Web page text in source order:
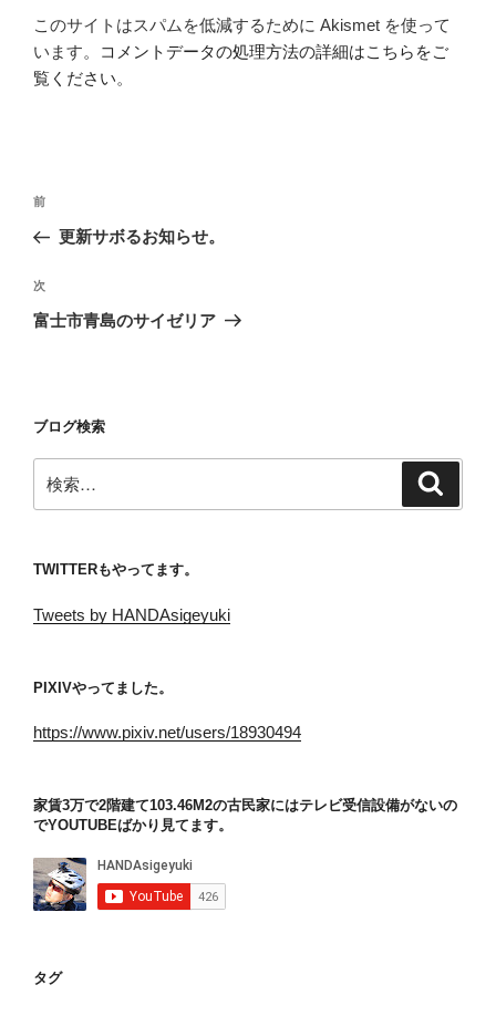
このサイトはスパムを低減するために Akismet を使って
います。
コメントデータの処理方法の詳細はこちらをご
覧ください。
投
ナ
ビ
ゲ
ン
前
の
稿
前
更新サボるお知らせ。
次
の
次
富士市青島のサイゼリア
ブログ検索
索:
TWITTERもやってます。
Tweets by HANDAsigeyuki
PIXIVやってました。
https://www.pixiv.net/users/18930494
家賃3万で2階建て103.46M2の古民家にはテレビ受信設備がないの
でYOUTUBEばかり見てます。
タグ